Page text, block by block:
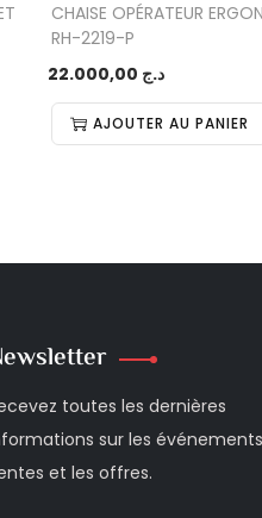
CHAISE OPÉRATEUR
RH-2219-P
د.ج
AJOUTER AU PANIER
toutes les dernières
sur les
et les offres.